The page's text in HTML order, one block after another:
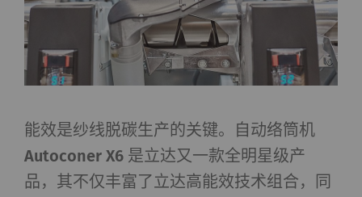
能效是纱线脱碳生产的关键。自动络筒机
Autoconer X6 是立达又一款全明星级产
品，其不仅丰富了立达高能效技术组合，同